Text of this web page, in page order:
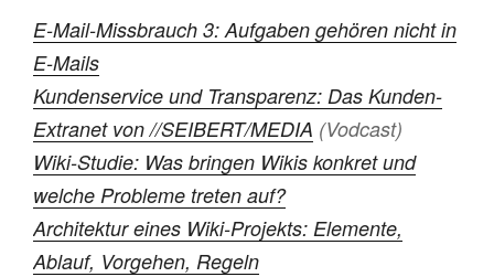
E-Mail-Missbrauch 3: Aufgaben gehören nicht in
E-Mails
Kundenservice und Transparenz: Das Kunden-
Extranet von //SEIBERT/MEDIA (Vodcast)
Wiki-Studie: Was bringen Wikis konkret und
welche Probleme treten auf?
Architektur eines Wiki-Projekts: Elemente,
Ablauf, Vorgehen, Regeln